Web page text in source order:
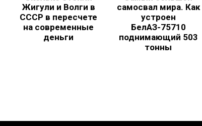
Жигули и Волги в
СССР в пересчете
на современные
деньги
самосвал мира. Как
устроен
БелАЗ-75710
поднимающий 503
тонны